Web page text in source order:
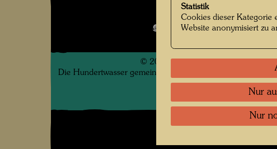
Kindheit und Jugend
Bildergalerie öffnen
© 2026
Die Hundertwasser gemeinnützige Privatstiftung Wien
Statistik
Cookies dieser Kategorie
Website anonymisiert zu
Nur
Nur